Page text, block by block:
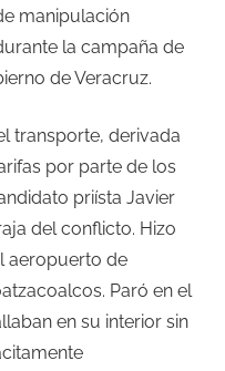
manipulación
la campaña de
de Veracruz.
transporte, derivada
por parte de los
priísta Javier
del conflicto. Hizo
aeropuerto de
Paró en el
en su interior sin